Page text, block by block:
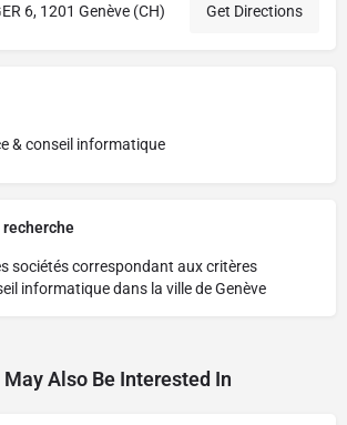
6, 1201 Genève (CH) Get Directions
& conseil informatique
recherche
sociétés correspondant aux critères
informatique dans la ville de Genève
May Also Be Interested In